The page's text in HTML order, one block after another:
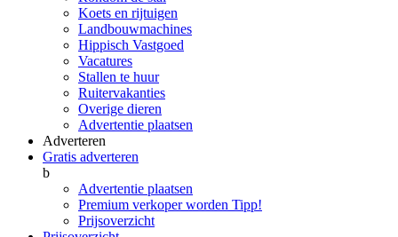
Koets en rijtuigen
Landbouwmachines
Hippisch Vastgoed
Vacatures
Stallen te huur
Ruitervakanties
Overige dieren
Advertentie plaatsen
Adverteren
Gratis adverteren
b
Advertentie plaatsen
Premium verkoper worden Tipp!
Prijsoverzicht